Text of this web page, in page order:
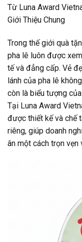
Từ Luna Award
Giới Thiệu Chung
Trong thế giới quà
pha lê luôn được
tế và đẳng cấp. Vẻ
lánh của pha lê
còn là biểu tượng
Tại Luna Award
được thiết kế và chế
riêng, giúp doanh
ân một cách trọn vẹn